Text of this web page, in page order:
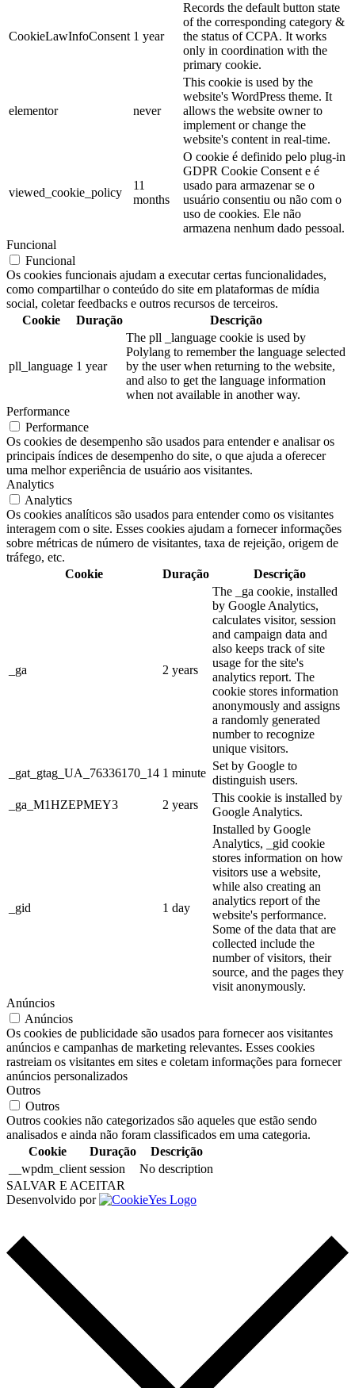
CookieLawInfoConsent 1 year
Records the default button state
of the corresponding category &
the status of CCPA. It works
only in coordination with the
primary cookie.
elementor never
This cookie is used by the
website's WordPress theme. It
allows the website owner to
implement or change the
website's content in real-time.
viewed_cookie_policy
11
months
O cookie é definido pelo plug-in
GDPR Cookie Consent e é
usado para armazenar se o
usuário consentiu ou não com o
uso de cookies. Ele não
armazena nenhum dado pessoal.
Funcional
Funcional
Os cookies funcionais ajudam a executar certas funcionalidades,
como compartilhar o conteúdo do site em plataformas de mídia
social, coletar feedbacks e outros recursos de terceiros.
Cookie
Duração Descrição
pll_language 1 year
The pll _language cookie is used by
Polylang to remember the language selected
by the user when returning to the website,
and also to get the language information
when not available in another way.
Performance
Performance
Os cookies de desempenho são usados para entender e analisar os
principais índices de desempenho do site, o que ajuda a oferecer
uma melhor experiência de usuário aos visitantes.
Analytics
Analytics
Os cookies analíticos são usados para entender como os visitantes
interagem com o site. Esses cookies ajudam a fornecer informações
sobre métricas de número de visitantes, taxa de rejeição, origem de
tráfego, etc.
Cookie
Duração Descrição
_ga 2 years
The _ga cookie, installed
by Google Analytics,
calculates visitor, session
and campaign data and
also keeps track of site
usage for the site's
analytics report. The
cookie stores information
anonymously and assigns
a randomly generated
number to recognize
unique visitors.
_gat_gtag_UA_76336170_14 1 minute
Set by Google to
distinguish users.
_ga_M1HZEPMEY3
2 years
This cookie is installed by
Google Analytics.
_gid 1 day
Installed by Google
Analytics, _gid cookie
stores information on how
visitors use a website,
while also creating an
analytics report of the
website's performance.
Some of the data that are
collected include the
number of visitors, their
source, and the pages they
visit anonymously.
Anúncios
Anúncios
Os cookies de publicidade são usados para fornecer aos visitantes
anúncios e campanhas de marketing relevantes. Esses cookies
rastreiam os visitantes em sites e coletam informações para fornecer
anúncios personalizados
Outros
Outros
Outros cookies não categorizados são aqueles que estão sendo
analisados e ainda não foram classificados em uma categoria.
Cookie
Duração
Descrição
__wpdm_client session
No description
SALVAR E ACEITAR
Desenvolvido por